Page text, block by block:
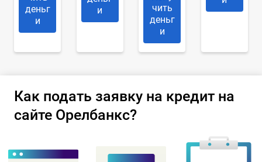
деньг
и
и
чить
деньг
и
Как подать заявку на кредит на
сайте Орелбанкс?